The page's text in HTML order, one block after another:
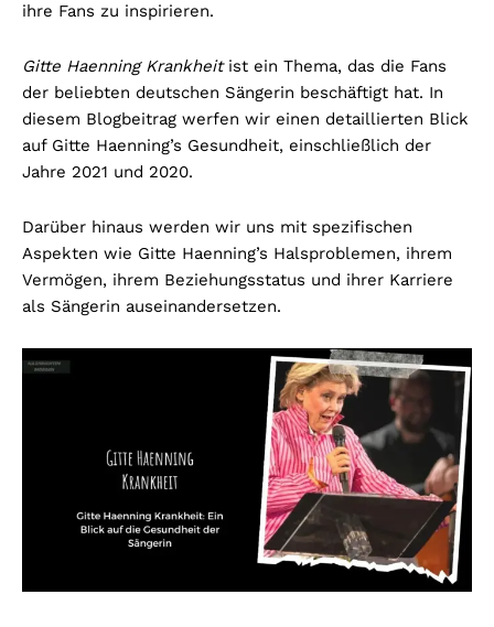
ihre Fans zu inspirieren.
Gitte Haenning Krankheitist ein Thema, das die Fans
der beliebten deutschen Sängerin beschäftigt hat. In
diesem Blogbeitrag werfen wir einen detaillierten Blick
auf Gitte Haenning’s Gesundheit, einschließlich der
Jahre 2021 und 2020.
Darüber hinaus werden wir uns mit spezifischen
Aspekten wie Gitte Haenning’s Halsproblemen, ihrem
Vermögen, ihrem Beziehungsstatus und ihrer Karriere
als Sängerin auseinandersetzen.